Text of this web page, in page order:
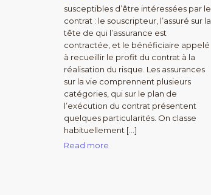
susceptibles d’être intéressées par le
contrat : le souscripteur, l’assuré sur la
tête de qui l’assurance est
contractée, et le bénéficiaire appelé
à recueillir le profit du contrat à la
réalisation du risque. Les assurances
sur la vie comprennent plusieurs
catégories, qui sur le plan de
l’exécution du contrat présentent
quelques particularités. On classe
habituellement […]
Read more